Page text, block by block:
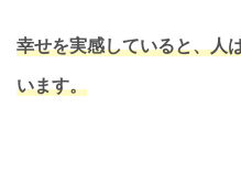
幸せを実感していると、人
います。